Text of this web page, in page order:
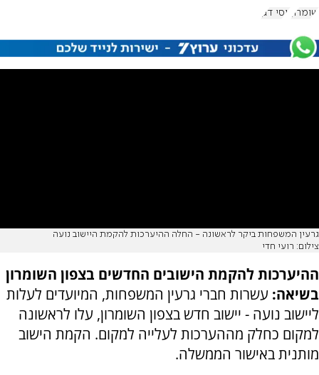
שומרון יוסי דגן
גרעין המשפחות ביקר לראשונה - החלה ההיערכות להקמת היישוב נועה
צילום: רועי חדי
ההיערכות להקמת הישובים החדשים בצפון השומרון
בשיאה: עשרות חברי גרעין המשפחות, המיועדים לעלות
ליישוב נועה - יישוב חדש בצפון השומרון, עלו לראשונה
למקום כחלק מההערכות לעלייה למקום. הקמת הישוב
מותנית באישור הממשלה.